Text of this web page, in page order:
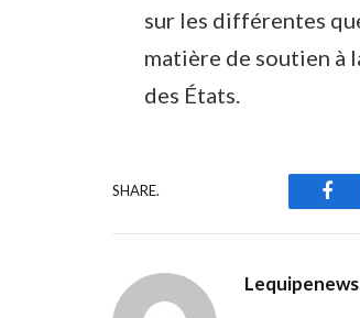
sur les différentes
matière de soutien à
des États.
SHARE.